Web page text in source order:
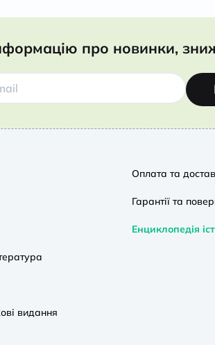
про новинки,
видання
Оплата та
Гарантії та
Енциклопедія